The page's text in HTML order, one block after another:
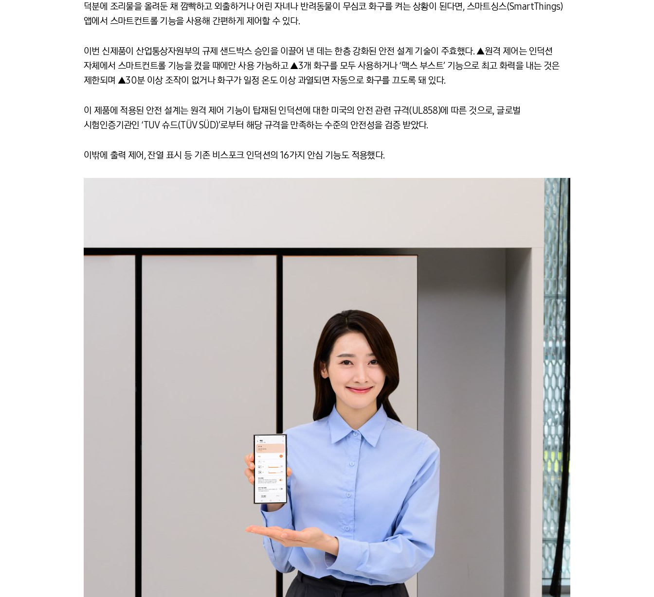
덕분에 조리물을 올려둔 채 깜빡하고 외출하거나 어린 자녀나 반려동물이 무심코 화구를 켜는 상황이 된다면, 스마트싱스(SmartThings)
앱에서 스마트컨트롤 기능을 사용해 간편하게 제어할 수 있다.
이번 신제품이 산업통상자원부의 규제 샌드박스 승인을 이끌어 낸 데는 한층 강화된 안전 설계 기술이 주효했다. ▲원격 제어는 인덕션
자체에서 스마트컨트롤 기능을 켰을 때에만 사용 가능하고 ▲3개 화구를 모두 사용하거나 ‘맥스 부스트’ 기능으로 최고 화력을 내는 것은
제한되며 ▲30분 이상 조작이 없거나 화구가 일정 온도 이상 과열되면 자동으로 화구를 끄도록 돼 있다.
이 제품에 적용된 안전 설계는 원격 제어 기능이 탑재된 인덕션에 대한 미국의 안전 관련 규격(UL858)에 따른 것으로, 글로벌
시험인증기관인 ‘TUV 슈드(TÜV SÜD)’로부터 해당 규격을 만족하는 수준의 안전성을 검증 받았다.
이밖에 출력 제어, 잔열 표시 등 기존 비스포크 인덕션의 16가지 안심 기능도 적용했다.